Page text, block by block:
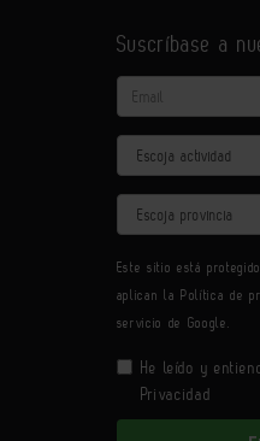
Suscríbase a
Email
Actividad
Provincia
Este sitio está
aplican la Política de
servicio de Google.
He leído y
Privacidad